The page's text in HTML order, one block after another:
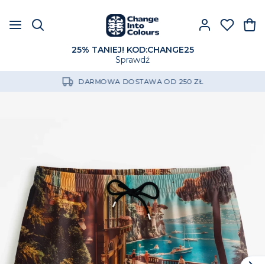
25% TANIEJ! KOD:CHANGE25
Sprawdź
DARMOWA DOSTAWA OD 250 ZŁ